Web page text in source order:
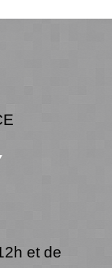
et de